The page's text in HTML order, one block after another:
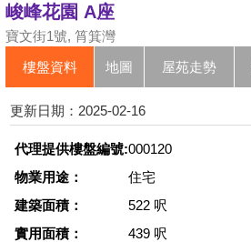
峻峰花園 A座
寶文街1號, 筲箕灣
樓盤資料 地圖 屋苑走勢
更新日期：2025-02-16
代理提供樓盤編號:000120
物業用途：
住宅
建築面積：
522 呎
實用面積：
439 呎